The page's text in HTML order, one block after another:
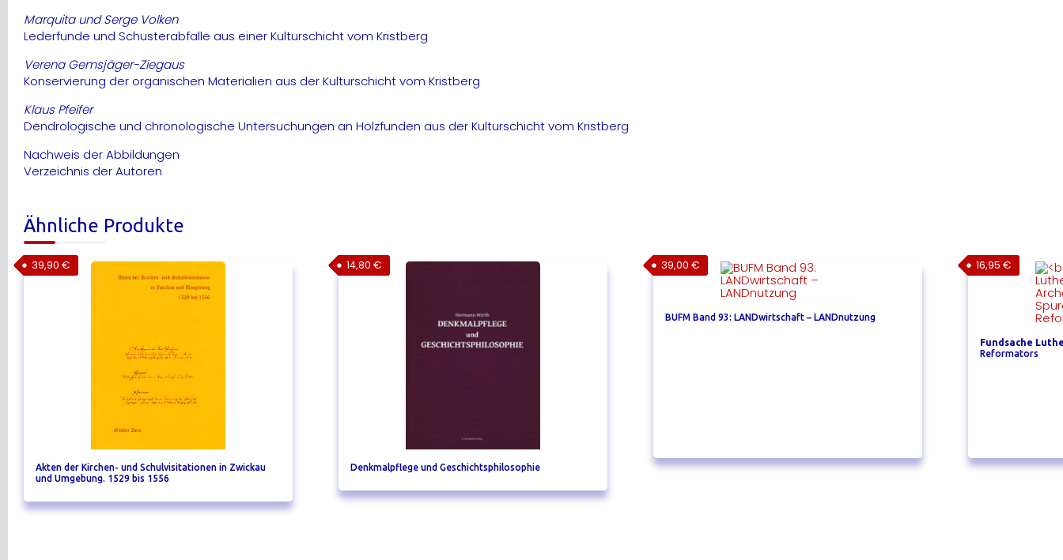
Marquita und Serge Volken
Lederfunde und Schusterabfalle aus einer Kulturschicht vom Kristberg
Verena Gemsjäger-Ziegaus
Konservierung der organischen Materialien aus der Kulturschicht vom Kristberg
Klaus Pfeifer
Dendrologische und chronologische Untersuchungen an Holzfunden aus der Kulturschicht vom Kristberg
Nachweis der Abbildungen
Verzeichnis der Autoren
Ähnliche Produkte
Akten der Kirchen- und Schulvisitationen in Zwickau
und Umgebung. 1529 bis 1556
39,90 €
Denkmalpflege und Geschichtsphilosophie
14,80€
BUFM Band 93: LANDwirtschaft – LANDnutzung
39,00€
Fundsache
Reformators
16,95€